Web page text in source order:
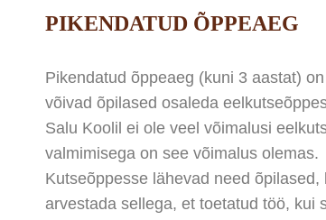
PIKENDATUD ÕPPEAEG
Pikendatud õppeaeg (kuni 3 aastat)
võivad õpilased osaleda
Salu Koolil ei ole veel võimalusi
valmimisega on see võimalus olemas.
Kutseõppesse lähevad need
arvestada sellega, et toetatud töö, kui